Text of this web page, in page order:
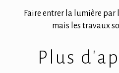
Faire entrer la lumière
mais les travaux
Plus